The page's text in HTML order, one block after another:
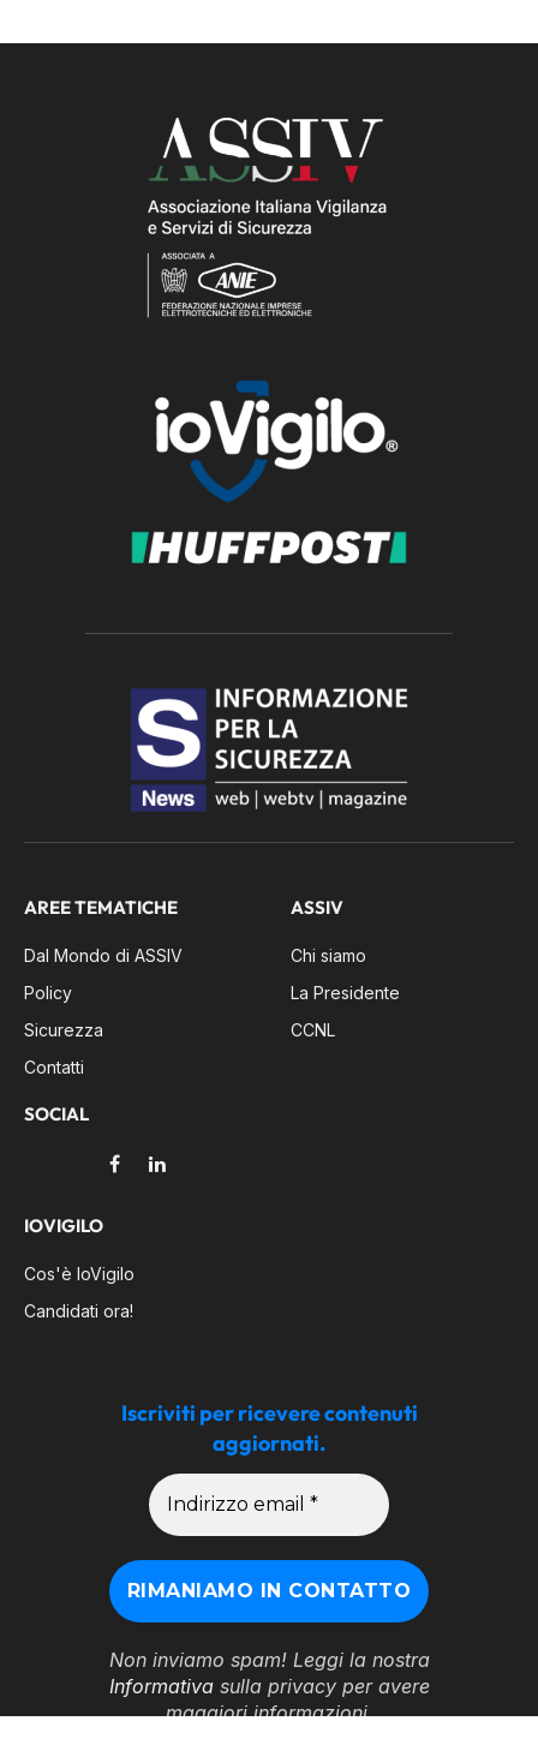
AREE TEMATICHE
Dal Mondo di ASSIV
Policy
Sicurezza
Contatti
SOCIAL
FacebookLinkedIn
ASSIV
Chi siamo
La Presidente
CCNL
IOVIGILO
Cos'è IoVigilo
Candidati ora!
Iscriviti per ricevere contenuti
aggiornati.
Non inviamo spam! Leggi la nostra
Informativasulla privacy per avere
maggiori informazioni.